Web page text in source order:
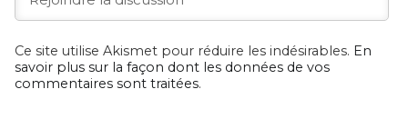
Ce site utilise Akismet pour réduire les indésirables. En
savoir plus sur la façon dont les données de vos
commentaires sont traitées.